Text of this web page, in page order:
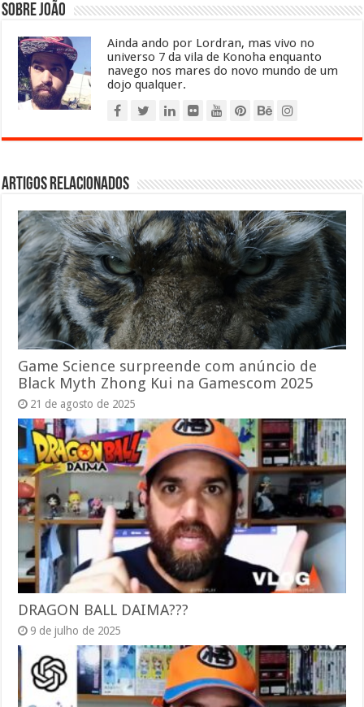
Sobre João
Ainda ando por Lordran, mas vivo no
universo 7 da vila de Konoha enquanto
navego nos mares do novo mundo de um
dojo qualquer.
Artigos relacionados
Game Science surpreende com anúncio de
Black Myth Zhong Kui na Gamescom 2025
21 de agosto de 2025
DRAGON BALL DAIMA???
9 de julho de 2025